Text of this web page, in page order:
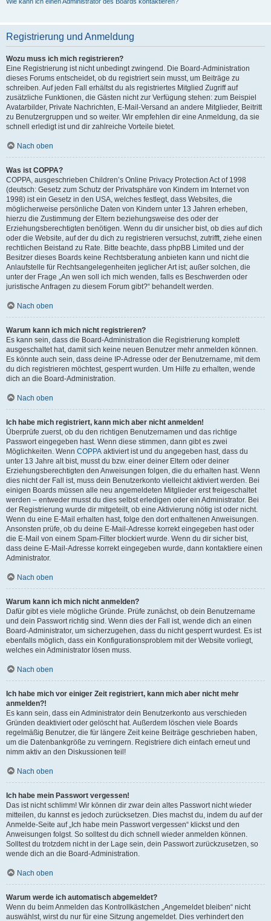
Registrierung und Anmeldung
Wozu muss ich mich registrieren?
Eine Registrierung ist nicht unbedingt zwingend. Die Board-Administration
dieses Forums entscheidet, ob du registriert sein musst, um Beiträge zu
schreiben. Auf jeden Fall erhältst du als registriertes Mitglied Zugriff auf
zusätzliche Funktionen, die Gästen nicht zur Verfügung stehen: zum Beispiel
Avatarbilder, Private Nachrichten, E-Mail-Versand an andere Mitglieder, Beitritt
zu Benutzergruppen und so weiter. Wir empfehlen dir eine Anmeldung, da sie
schnell erledigt ist und dir zahlreiche Vorteile bietet.
Nach oben
Was ist COPPA?
COPPA, ausgeschrieben Children’s Online Privacy Protection Act of 1998
(deutsch: Gesetz zum Schutz der Privatsphäre von Kindern im Internet von
1998) ist ein Gesetz in den USA, welches festlegt, dass Websites, die
möglicherweise persönliche Daten von Kindern unter 13 Jahren erheben,
hierzu die Zustimmung der Eltern beziehungsweise des oder der
Erziehungsberechtigten benötigen. Wenn du dir unsicher bist, ob dies auf dich
oder die Website, auf der du dich zu registrieren versuchst, zutrifft, ziehe einen
rechtlichen Beistand zu Rate. Bitte beachte, dass phpBB Limited und der
Besitzer dieses Boards keine Rechtsberatung anbieten kann und nicht die
Anlaufstelle für Rechtsangelegenheiten jeglicher Art ist; außer solchen, die
unter der Frage „An wen soll ich mich wenden, falls es Beschwerden oder
juristische Anfragen zu diesem Forum gibt?“ behandelt werden.
Nach oben
Warum kann ich mich nicht registrieren?
Es kann sein, dass die Board-Administration die Registrierung komplett
ausgeschaltet hat, damit sich keine neuen Benutzer mehr anmelden können.
Es könnte auch sein, dass deine IP-Adresse oder der Benutzername, mit dem
du dich registrieren möchtest, gesperrt wurden. Um Hilfe zu erhalten, wende
dich an die Board-Administration.
Nach oben
Ich habe mich registriert, kann mich aber nicht anmelden!
Überprüfe zuerst, ob du den richtigen Benutzernamen und das richtige
Passwort eingegeben hast. Wenn diese stimmen, dann gibt es zwei
Möglichkeiten. Wenn COPPA aktiviert ist und du angegeben hast, dass du
unter 13 Jahre alt bist, musst du bzw. einer deiner Eltern oder deiner
Erziehungsberechtigten den Anweisungen folgen, die du erhalten hast. Wenn
dies nicht der Fall ist, muss dein Benutzerkonto vielleicht aktiviert werden. Bei
einigen Boards müssen alle neu angemeldeten Mitglieder erst freigeschaltet
werden – entweder musst du dies selbst erledigen oder ein Administrator. Bei
der Registrierung wurde dir mitgeteilt, ob eine Aktivierung nötig ist oder nicht.
Wenn du eine E-Mail erhalten hast, folge den dort enthaltenen Anweisungen.
Ansonsten prüfe, ob du deine E-Mail-Adresse korrekt eingegeben hast oder
die E-Mail von einem Spam-Filter blockiert wurde. Wenn du dir sicher bist,
dass deine E-Mail-Adresse korrekt eingegeben wurde, dann kontaktiere einen
Administrator.
Nach oben
Warum kann ich mich nicht anmelden?
Dafür gibt es viele mögliche Gründe. Prüfe zunächst, ob dein Benutzername
und dein Passwort richtig sind. Wenn dies der Fall ist, wende dich an einen
Board-Administrator, um sicherzugehen, dass du nicht gesperrt wurdest. Es ist
ebenfalls möglich, dass ein Konfigurationsproblem mit der Website vorliegt,
welches ein Administrator lösen muss.
Nach oben
Ich habe mich vor einiger Zeit registriert, kann mich aber nicht mehr
anmelden?!
Es kann sein, dass ein Administrator dein Benutzerkonto aus verschieden
Gründen deaktiviert oder gelöscht hat. Außerdem löschen viele Boards
regelmäßig Benutzer, die für längere Zeit keine Beiträge geschrieben haben,
um die Datenbankgröße zu verringern. Registriere dich einfach erneut und
nimm aktiv an den Diskussionen teil!
Nach oben
Ich habe mein Passwort vergessen!
Das ist nicht schlimm! Wir können dir zwar dein altes Passwort nicht wieder
mitteilen, du kannst es jedoch zurücksetzen. Dies machst du, indem du auf der
Anmelde-Seite auf „Ich habe mein Passwort vergessen“ klickst und den
Anweisungen folgst. So solltest du dich schnell wieder anmelden können.
Solltest du trotzdem nicht in der Lage sein, dein Passwort zurückzusetzen, so
wende dich an die Board-Administration.
Nach oben
Warum werde ich automatisch abgemeldet?
Wenn du beim Anmelden das Kontrollkästchen „Angemeldet bleiben“ nicht
auswählst, wirst du nur für eine Sitzung angemeldet. Dies verhindert den